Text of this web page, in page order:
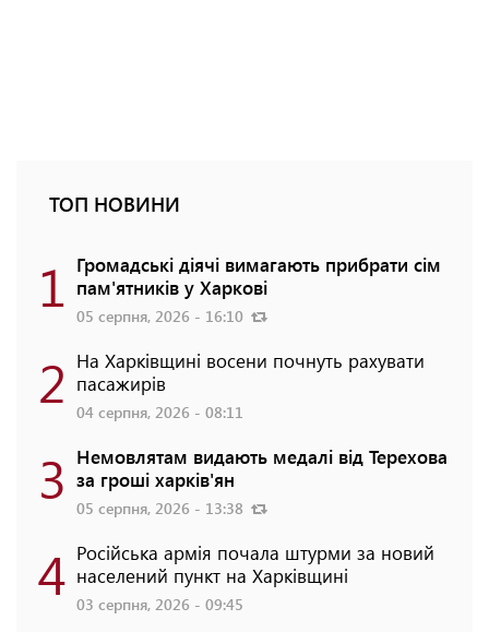
ТОП НОВИНИ
1 Громадські діячі вимагають прибрати сім
пам'ятників у Харкові
05 серпня, 2026 - 16:10
2 На Харківщині восени почнуть рахувати
пасажирів
04 серпня, 2026 - 08:11
3 Немовлятам видають медалі від Терехова
за гроші харків'ян
05 серпня, 2026 - 13:38
4 Російська армія почала штурми за новий
населений пункт на Харківщині
03 серпня, 2026 - 09:45